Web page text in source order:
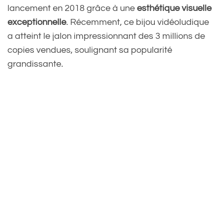
lancement en 2018 grâce à une esthétique visuelle
exceptionnelle. Récemment, ce bijou vidéoludique
a atteint le jalon impressionnant des 3 millions de
copies vendues, soulignant sa popularité
grandissante.